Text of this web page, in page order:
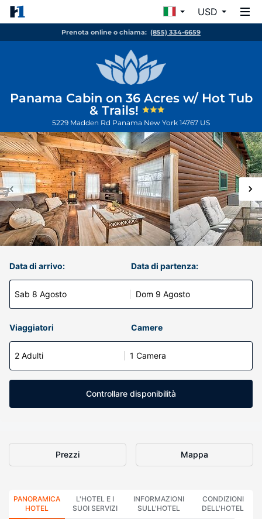
USD
Prenota online o chiama: (855) 334-6659
Panama Cabin on 36 Acres w/ Hot Tub
& Trails!
5229 Madden Rd Panama New York 14767 US
Data di arrivo:
Sab 8 Agosto
Data di partenza:
Dom 9 Agosto
Viaggiatori Camere
2 Adulti 1 Camera
Controllare disponibilità
Prezzi Mappa
PANORAMICA
HOTEL
L'HOTEL E I
SUOI SERVIZI
INFORMAZIONI
SULL'HOTEL
CONDIZIONI
DELL'HOTEL